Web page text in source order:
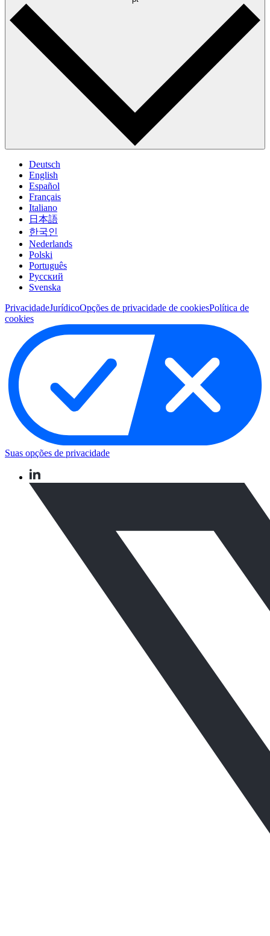
Deutsch
English
Español
Français
Italiano
日本語
한국인
Nederlands
Polski
Português
Pусский
Svenska
PrivacidadeJurídicoOpções de privacidade de cookiesPolítica de
cookies
Suas opções de privacidade